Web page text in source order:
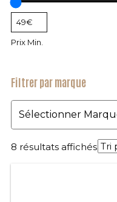
8 résultats affichés
Prix Min.
Filtrer par marque
Marque